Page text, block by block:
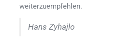
weiterzuempfehlen.
Hans Zyhajlo